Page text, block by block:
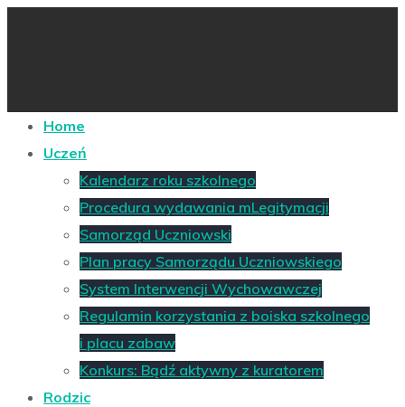
Home
Uczeń
Kalendarz roku szkolnego
Procedura wydawania mLegitymacji
Samorząd Uczniowski
Plan pracy Samorządu Uczniowskiego
System Interwencji Wychowawczej
Regulamin korzystania z boiska szkolnego
i placu zabaw
Konkurs: Bądź aktywny z kuratorem
Rodzic